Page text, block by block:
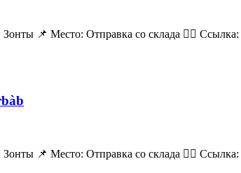
📌 Место: Отправка со склада 👉🏻
📌 Место: Отправка со склада 👉🏻